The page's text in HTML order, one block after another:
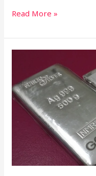
Read More »
Naik
45%:
Peluang
Masih